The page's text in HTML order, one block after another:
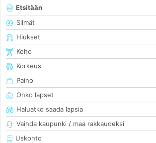
Etsitään
Silmät
Hiukset
Keho
Korkeus
Paino
Onko lapset
Haluatko saada lapsia
Vaihda kaupunki / maa rakkaudeksi
Uskonto